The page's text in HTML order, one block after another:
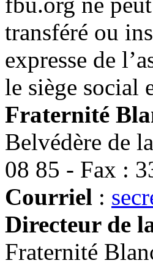
transféré ou
expresse de
le siège social
Fraternité
Belvédère de
08 85 - Fax :
Courriel :
Directeur de
Fraternité